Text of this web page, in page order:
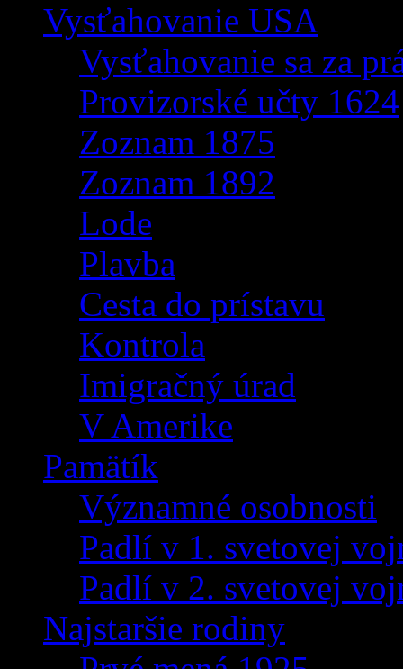
Vysťahovanie USA
Vysťahovanie sa za
Provizorské učty 1624
Zoznam 1875
Zoznam 1892
Lode
Plavba
Cesta do prístavu
Kontrola
Imigračný úrad
V Amerike
Pamätík
Významné osobnosti
Padlí v 1. svetovej
Padlí v 2. svetovej
Najstaršie rodiny